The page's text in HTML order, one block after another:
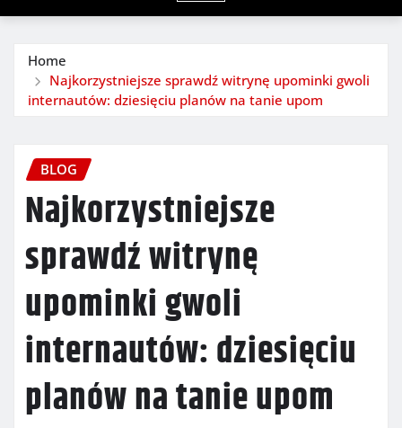
Home
Najkorzystniejsze sprawdź witrynę upominki gwoli
internautów: dziesięciu planów na tanie upom
BLOG
Najkorzystniejsze
sprawdź witrynę
upominki gwoli
internautów: dziesięciu
planów na tanie upom